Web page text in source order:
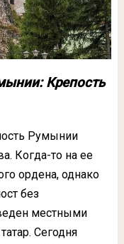
Крепость
Румынии
Когда-то на ее
ордена, однако
без
местными
Сегодня